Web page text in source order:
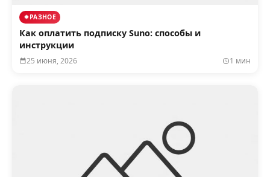
РАЗНОЕ
Как оплатить подписку Suno: способы и
инструкции
25 июня, 2026 1 мин